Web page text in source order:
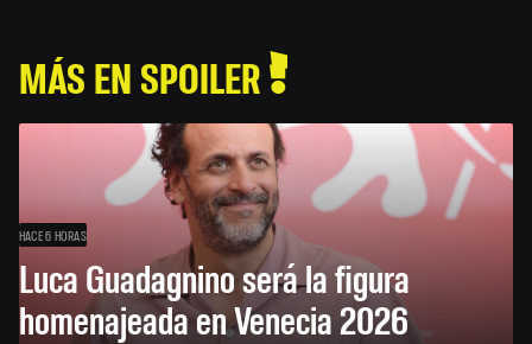
MÁS EN SPOILER
HACE 6 HORAS
Luca Guadagnino será la figura
homenajeada en Venecia 2026